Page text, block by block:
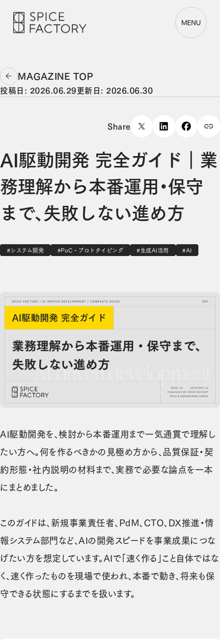
MENU
MAGAZINE TOP
投稿日: 2026.06.29更新日: 2026.06.30
Share
AI駆動開発 完全ガイド｜業
務理解から本番運用・保守
まで、失敗しない進め方
#システム開発 #PoC・プロトタイピング #生成AI活用 #AI
AI駆動開発を、検討から本番運用まで一気通貫で理解し
たい方へ。何を作るべきかの見極め方から、品質保証・契
約形態・社内説明の材料まで、実務で必要な論点を一本
にまとめました。
このガイドは、新規事業責任者、PdM、CTO、DX推進・情
報システム部門など、AIの開発スピードを事業成果につな
げたい方を想定しています。AIで「速く作る」こと自体ではな
く、速く作ったものを現場で使われ、本番で動き、将来も保
守できる状態にするまでを扱います。